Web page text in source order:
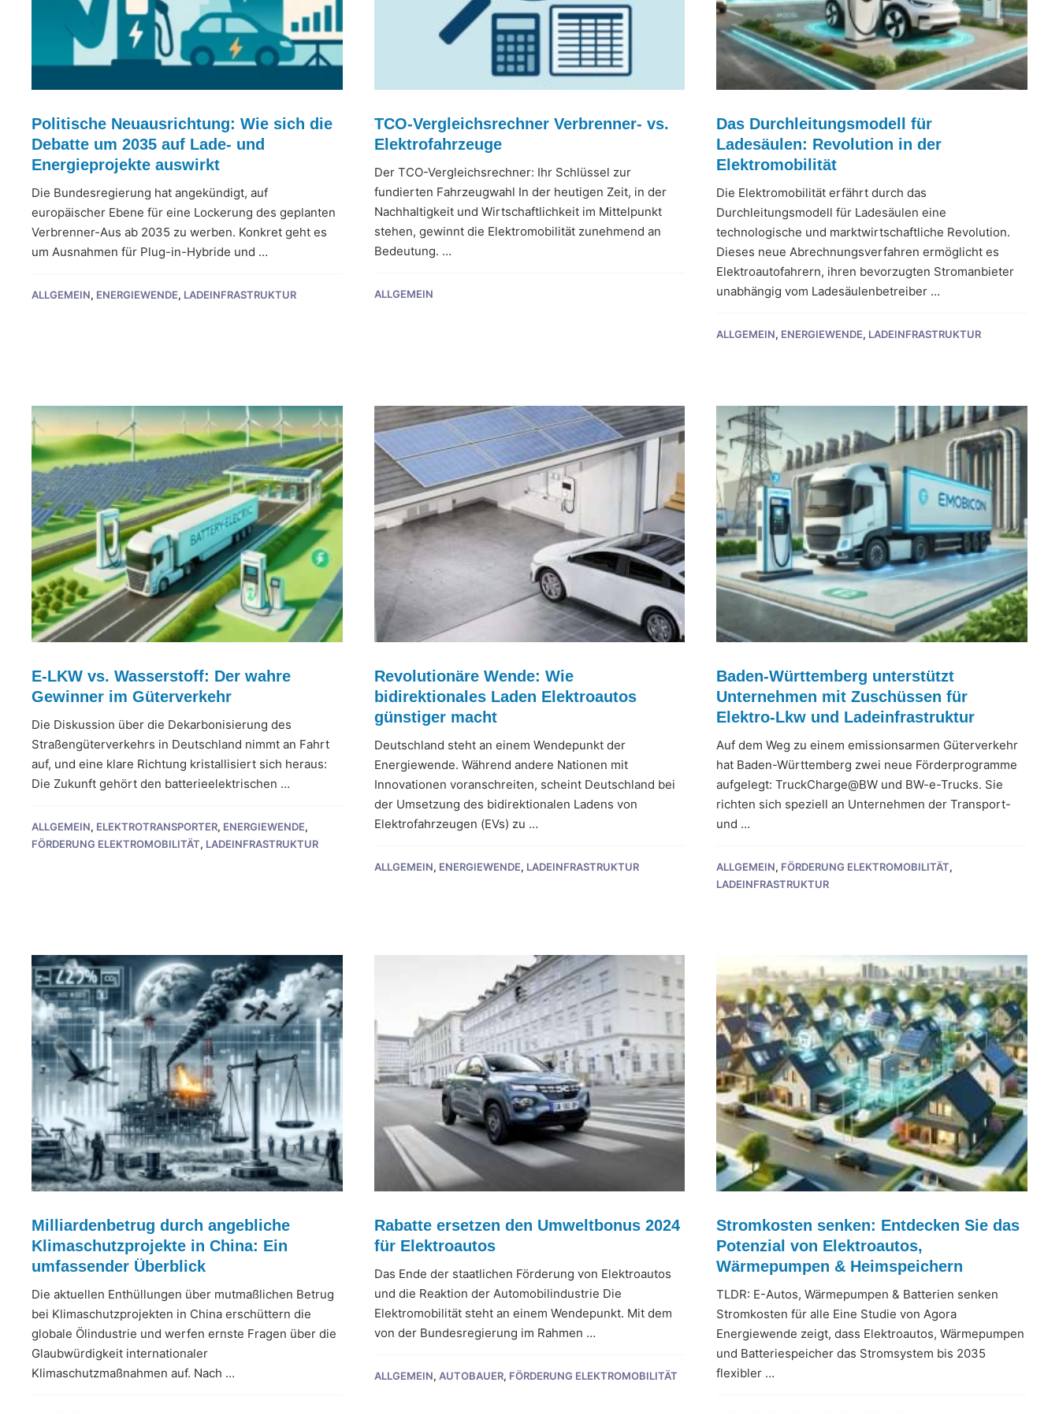
Politische Neuausrichtung: Wie sich die
Debatte um 2035 auf Lade- und
Energieprojekte auswirkt
Die Bundesregierung hat angekündigt, auf
europäischer Ebene für eine Lockerung des geplanten
Verbrenner-Aus ab 2035 zu werben. Konkret geht es
um Ausnahmen für Plug-in-Hybride und …
ALLGEMEIN, ENERGIEWENDE, LADEINFRASTRUKTUR
TCO-Vergleichsrechner Verbrenner- vs.
Elektrofahrzeuge
Der TCO-Vergleichsrechner: Ihr Schlüssel zur
fundierten Fahrzeugwahl In der heutigen Zeit, in der
Nachhaltigkeit und Wirtschaftlichkeit im Mittelpunkt
stehen, gewinnt die Elektromobilität zunehmend an
Bedeutung. …
ALLGEMEIN
Das Durchleitungsmodell für
Ladesäulen: Revolution in der
Elektromobilität
Die Elektromobilität erfährt durch das
Durchleitungsmodell für Ladesäulen eine
technologische und marktwirtschaftliche Revolution.
Dieses neue Abrechnungsverfahren ermöglicht es
Elektroautofahrern, ihren bevorzugten Stromanbieter
unabhängig vom Ladesäulenbetreiber …
ALLGEMEIN, ENERGIEWENDE, LADEINFRASTRUKTUR
E-LKW vs. Wasserstoff: Der wahre
Gewinner im Güterverkehr
Die Diskussion über die Dekarbonisierung des
Straßengüterverkehrs in Deutschland nimmt an Fahrt
auf, und eine klare Richtung kristallisiert sich heraus:
Die Zukunft gehört den batterieelektrischen …
ALLGEMEIN, ELEKTROTRANSPORTER, ENERGIEWENDE,
FÖRDERUNG ELEKTROMOBILITÄT, LADEINFRASTRUKTUR
Revolutionäre Wende: Wie
bidirektionales Laden Elektroautos
günstiger macht
Deutschland steht an einem Wendepunkt der
Energiewende. Während andere Nationen mit
Innovationen voranschreiten, scheint Deutschland bei
der Umsetzung des bidirektionalen Ladens von
Elektrofahrzeugen (EVs) zu …
ALLGEMEIN, ENERGIEWENDE, LADEINFRASTRUKTUR
Baden-Württemberg unterstützt
Unternehmen mit Zuschüssen für
Elektro-Lkw und Ladeinfrastruktur
Auf dem Weg zu einem emissionsarmen Güterverkehr
hat Baden-Württemberg zwei neue Förderprogramme
aufgelegt: TruckCharge@BW und BW-e-Trucks. Sie
richten sich speziell an Unternehmen der Transport-
und …
ALLGEMEIN, FÖRDERUNG ELEKTROMOBILITÄT,
LADEINFRASTRUKTUR
Milliardenbetrug durch angebliche
Klimaschutzprojekte in China: Ein
umfassender Überblick
Die aktuellen Enthüllungen über mutmaßlichen Betrug
bei Klimaschutzprojekten in China erschüttern die
globale Ölindustrie und werfen ernste Fragen über die
Glaubwürdigkeit internationaler
Klimaschutzmaßnahmen auf. Nach …
Rabatte ersetzen den Umweltbonus 2024
für Elektroautos
Das Ende der staatlichen Förderung von Elektroautos
und die Reaktion der Automobilindustrie Die
Elektromobilität steht an einem Wendepunkt. Mit dem
von der Bundesregierung im Rahmen …
ALLGEMEIN, AUTOBAUER, FÖRDERUNG ELEKTROMOBILITÄT
Stromkosten senken: Entdecken Sie das
Potenzial von Elektroautos,
Wärmepumpen & Heimspeichern
TLDR: E-Autos, Wärmepumpen & Batterien senken
Stromkosten für alle Eine Studie von Agora
Energiewende zeigt, dass Elektroautos, Wärmepumpen
und Batteriespeicher das Stromsystem bis 2035
flexibler …